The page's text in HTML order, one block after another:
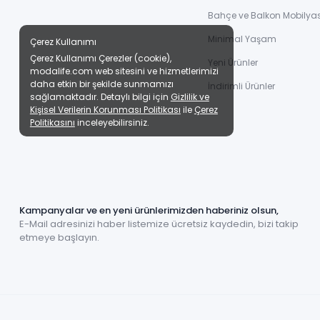
Bahçe ve Balkon
Minimal Yaşam
Yeni Ürünler
İndirimli Ürünler
Kampanyalar ve en yeni ürünlerimizden haberiniz olsun,
E-Mail adresinizi haber listemize ücretsiz kaydedin, bizi takip
etmeye başlayın.
Çerez Kullanımı
Çerez Kullanımı Çerezler (cookie),
modalife.com web sitesini ve hizmetlerimizi
daha etkin bir şekilde sunmamızı
sağlamaktadır. Detaylı bilgi için Gizlilik ve
Kişisel Verilerin Korunması Politikası ile Çerez
Politikasını inceleyebilirsiniz.